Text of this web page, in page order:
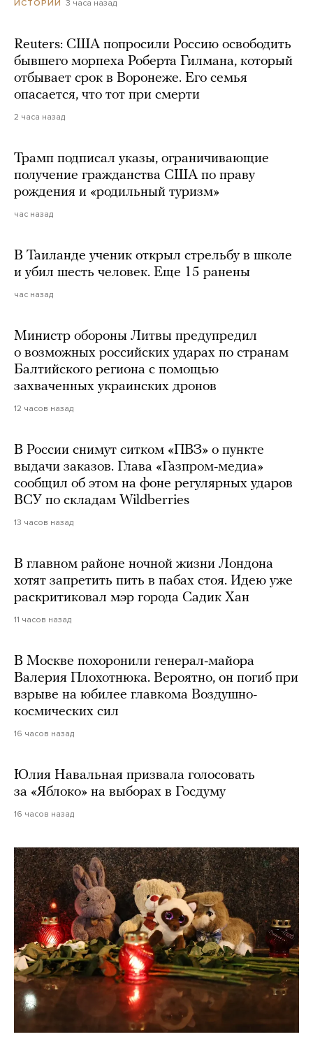
ИСТОРИИ 3 часа назад
Reuters: США попросили Россию освободить
бывшего морпеха Роберта Гилмана, который
отбывает срок в Воронеже. Его семья
опасается, что тот при смерти
2 часа назад
Трамп подписал указы, ограничивающие
получение гражданства США по праву
рождения и «родильный туризм»
час назад
В Таиланде ученик открыл стрельбу в школе
и убил шесть человек. Еще 15 ранены
час назад
Министр обороны Литвы предупредил
о возможных российских ударах по странам
Балтийского региона с помощью
захваченных украинских дронов
12 часов назад
В России снимут ситком «ПВЗ» о пункте
выдачи заказов. Глава «Газпром-медиа»
сообщил об этом на фоне регулярных ударов
ВСУ по складам Wildberries
13 часов назад
В главном районе ночной жизни Лондона
хотят запретить пить в пабах стоя. Идею уже
раскритиковал мэр города Садик Хан
11 часов назад
В Москве похоронили генерал-майора
Валерия Плохотнюка. Вероятно, он погиб при
взрыве на юбилее главкома Воздушно-
космических сил
16 часов назад
Юлия Навальная призвала голосовать
за «Яблоко» на выборах в Госдуму
16 часов назад